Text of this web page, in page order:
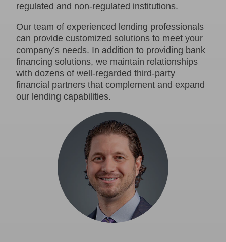
regulated and non-regulated institutions.
Our team of experienced lending professionals
can provide customized solutions to meet your
company’s needs. In addition to providing bank
financing solutions, we maintain relationships
with dozens of well-regarded third-party
financial partners that complement and expand
our lending capabilities.